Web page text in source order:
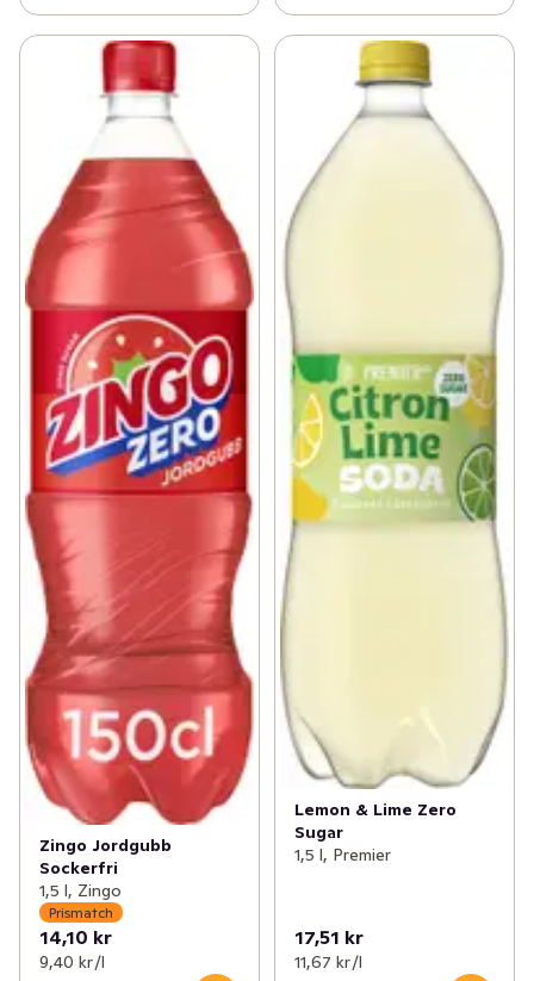
Zingo Jordgubb
Sockerfri
1,5 l, Zingo
Prismatch
14,10 kr
9,40 kr /l
Lemon & Lime Zero
Sugar
1,5 l, Premier
17,51 kr
11,67 kr /l